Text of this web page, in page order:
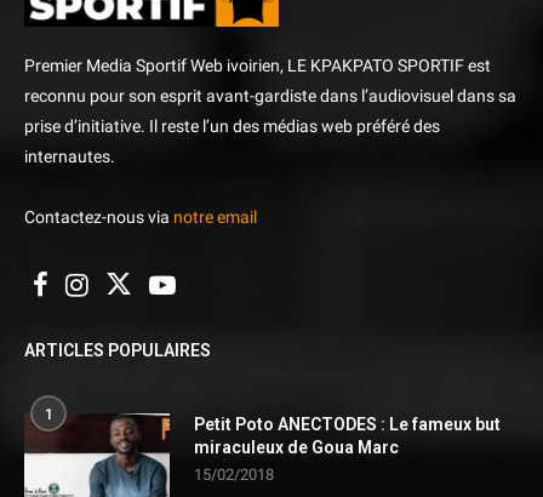
Premier Media Sportif Web ivoirien, LE KPAKPATO SPORTIF est
reconnu pour son esprit avant-gardiste dans l’audiovisuel dans sa
prise d’initiative. Il reste l’un des médias web préféré des
internautes.
Contactez-nous via notre email
ARTICLES POPULAIRES
1
Petit Poto ANECTODES : Le fameux but
miraculeux de Goua Marc
15/02/2018